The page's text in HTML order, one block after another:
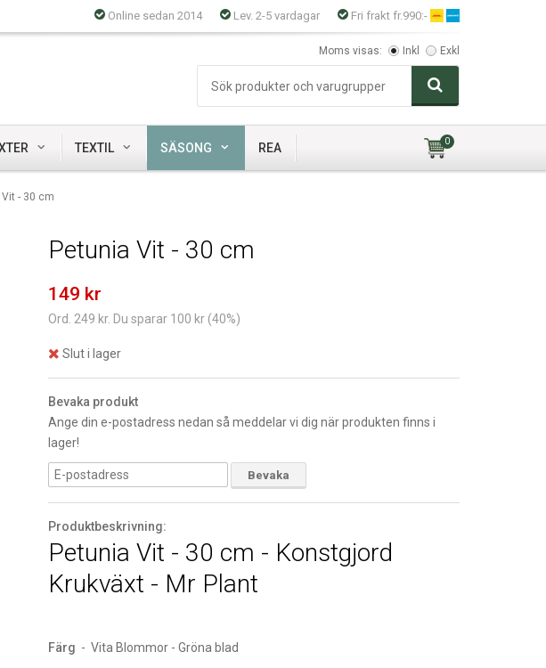
Online sedan 2014 Lev. 2-5 vardagar Fri frakt fr.990:-
Moms visas: Inkl Exkl
TEXTIL SÄSONG REA 0
- 30 cm
Petunia Vit - 30 cm
149 kr
Ord. 249 kr. Du sparar 100 kr (40%)
Slut i lager
Bevaka produkt
Ange din e-postadress nedan så meddelar vi dig när produkten finns i
lager!
Bevaka
Produktbeskrivning:
Petunia Vit - 30 cm - Konstgjord
Krukväxt - Mr Plant
Färg - Vita Blommor - Gröna blad